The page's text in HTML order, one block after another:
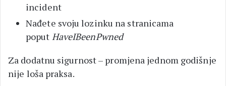
incident
Nađete svoju lozinku na stranicama
poput HaveIBeenPwned
Za dodatnu sigurnost – promjena jednom godišnje
nije loša praksa.